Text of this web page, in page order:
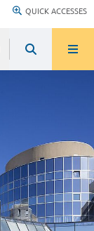
QUICK ACCESSES